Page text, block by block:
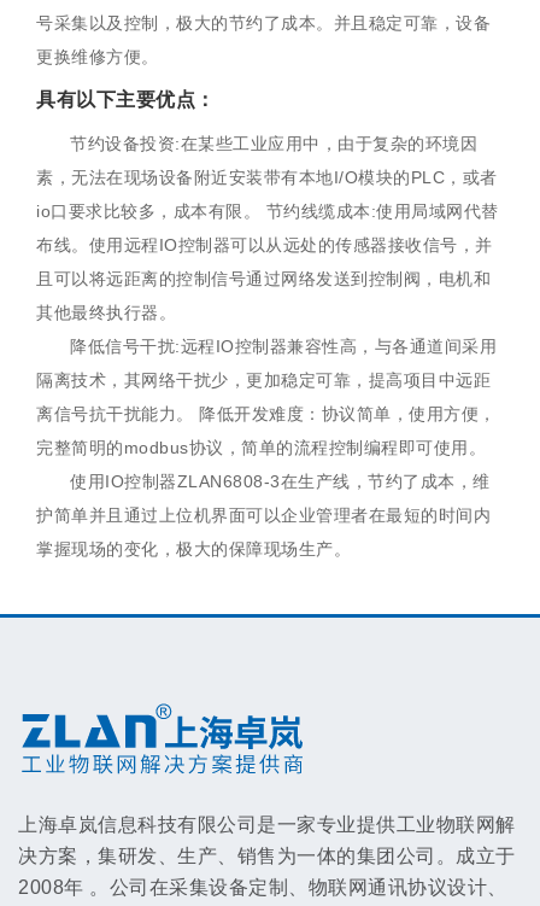
号采集以及控制，极大的节约了成本。并且稳定可靠，设备
更换维修方便。
具有以下主要优点：
节约设备投资:在某些工业应用中，由于复杂的环境因
素，无法在现场设备附近安装带有本地I/O模块的PLC，或者
io口要求比较多，成本有限。 节约线缆成本:使用局域网代替
布线。使用远程IO控制器可以从远处的传感器接收信号，并
且可以将远距离的控制信号通过网络发送到控制阀，电机和
其他最终执行器。
降低信号干扰:远程IO控制器兼容性高，与各通道间采用
隔离技术，其网络干扰少，更加稳定可靠，提高项目中远距
离信号抗干扰能力。 降低开发难度：协议简单，使用方便，
完整简明的modbus协议，简单的流程控制编程即可使用。
使用IO控制器ZLAN6808-3在生产线，节约了成本，维
护简单并且通过上位机界面可以企业管理者在最短的时间内
掌握现场的变化，极大的保障现场生产。
上海卓岚信息科技有限公司是一家专业提供工业物联网解
决方案，集研发、生产、销售为一体的集团公司。成立于
2008年 。公司在采集设备定制、物联网通讯协议设计、